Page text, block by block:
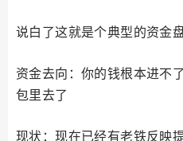
说白了这就是个典型的资金盘
资金去向：你的钱根本进不
包里去了
现状：现在已经有老铁反映